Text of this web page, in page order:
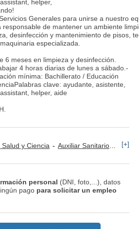
helper,
Generales para unirse a nuestro
responsable de mantener un ambiente
desinfección y mantenimiento de pisos,
especializada.
6 meses en limpieza y desinfección.
4 horas diarias de lunes a sábado.-
mínima: Bachillerato / Educación
clave: ayudante, asistente,
helper, aide
Salud y Ciencia Auxiliar Sanitario [+]
personal (DNI, foto,...), datos
pago para solicitar un empleo